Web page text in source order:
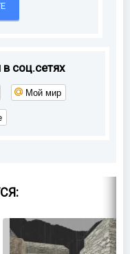
соц.сетях
Мой мир